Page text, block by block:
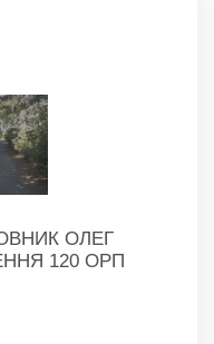
ОЛЕГ
120 ОРП